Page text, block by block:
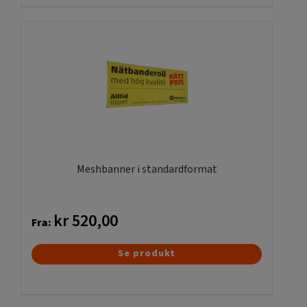
kan
vælges
Meshbanner i standardformat
Fra: kr520,00
Dette
Se produkt